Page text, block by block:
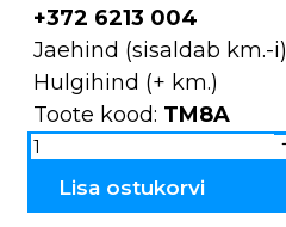
+372 6213 004
Jaehind (sisaldab km.-
Hulgihind (+ km.)
Toote kood: TM8A
Magnet
avaja
TM8A
Lisa ostukorvi